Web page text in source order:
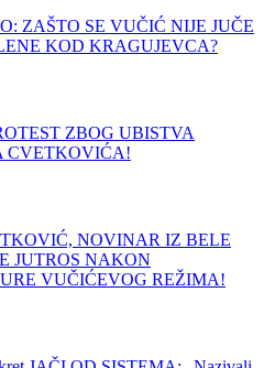
ZAŠTO SE VUČIĆ NIJE JUČE
KOD KRAGUJEVCA?
ZBOG UBISTVA
CVETKOVIĆA!
NOVINAR IZ BELE
JUTROS NAKON
VUČIĆEVOG REŽIMA!